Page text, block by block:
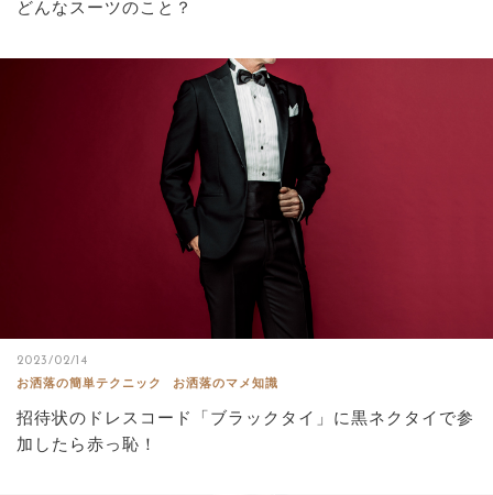
どんなスーツのこと？
2023/02/14
お洒落の簡単テクニック
お洒落のマメ知識
招待状のドレスコード「ブラックタイ」に黒ネクタイで参
加したら赤っ恥！